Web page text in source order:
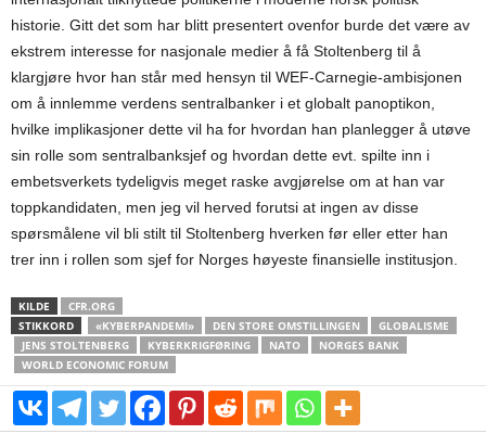
historie. Gitt det som har blitt presentert ovenfor burde det være av
ekstrem interesse for nasjonale medier å få Stoltenberg til å
klargjøre hvor han står med hensyn til WEF-Carnegie-ambisjonen
om å innlemme verdens sentralbanker i et globalt panoptikon,
hvilke implikasjoner dette vil ha for hvordan han planlegger å utøve
sin rolle som sentralbanksjef og hvordan dette evt. spilte inn i
embetsverkets tydeligvis meget raske avgjørelse om at han var
toppkandidaten, men jeg vil herved forutsi at ingen av disse
spørsmålene vil bli stilt til Stoltenberg hverken før eller etter han
trer inn i rollen som sjef for Norges høyeste finansielle institusjon.
KILDE
CFR.ORG
STIKKORD
«KYBERPANDEMI» DEN STORE OMSTILLINGEN
GLOBALISME
JENS STOLTENBERG
KYBERKRIGFØRING NATO
NORGES BANK
WORLD ECONOMIC FORUM